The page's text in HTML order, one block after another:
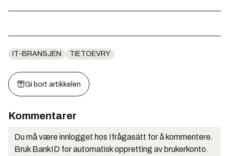
IT-BRANSJEN TIETOEVRY
Gi bort artikkelen
Kommentarer
Du må være innlogget hos Ifrågasätt for å kommentere.
Bruk BankID for automatisk oppretting av brukerkonto.